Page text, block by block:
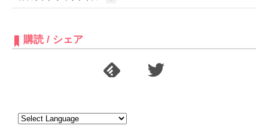
購読 / シェア